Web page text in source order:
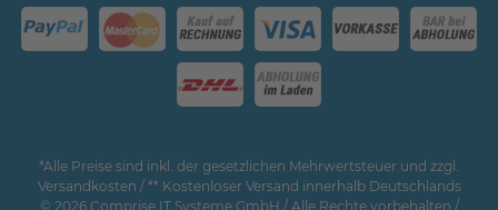
*Alle Preise sind inkl. der gesetzlichen Mehrwertsteuer und zzgl.
Versandkosten / ** Kostenloser Versand innerhalb Deutschlands
© 2026 Comprise IT Systeme GmbH / Alle Rechte vorbehalten /